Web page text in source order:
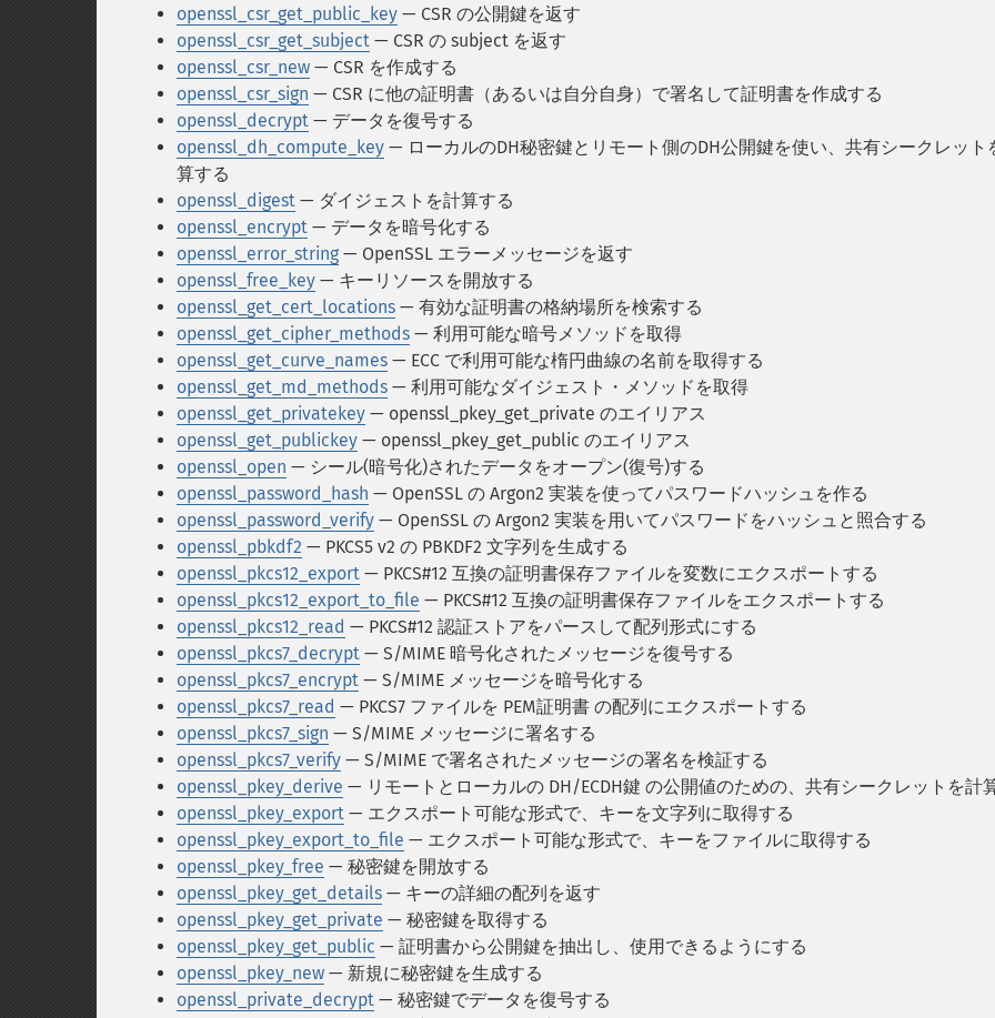
openssl_csr_get_public_key — CSR の公開鍵を返す
openssl_csr_get_subject — CSR の subject を返す
openssl_csr_new — CSR を作成する
openssl_csr_sign — CSR に他の証明書（あるいは自分自身）で署名して証明書を作成する
openssl_decrypt — データを復号する
openssl_dh_compute_key — ローカルのDH秘密鍵とリモート側のDH公開鍵を使い、共有シークレット
算する
openssl_digest — ダイジェストを計算する
openssl_encrypt — データを暗号化する
openssl_error_string — OpenSSL エラーメッセージを返す
openssl_free_key — キーリソースを開放する
openssl_get_cert_locations — 有効な証明書の格納場所を検索する
openssl_get_cipher_methods — 利用可能な暗号メソッドを取得
openssl_get_curve_names — ECC で利用可能な楕円曲線の名前を取得する
openssl_get_md_methods — 利用可能なダイジェスト・メソッドを取得
openssl_get_privatekey — openssl_pkey_get_private のエイリアス
openssl_get_publickey — openssl_pkey_get_public のエイリアス
openssl_open — シール(暗号化)されたデータをオープン(復号)する
openssl_password_hash — OpenSSL の Argon2 実装を使ってパスワードハッシュを作る
openssl_password_verify — OpenSSL の Argon2 実装を用いてパスワードをハッシュと照合する
openssl_pbkdf2 — PKCS5 v2 の PBKDF2 文字列を生成する
openssl_pkcs12_export — PKCS#12 互換の証明書保存ファイルを変数にエクスポートする
openssl_pkcs12_export_to_file — PKCS#12 互換の証明書保存ファイルをエクスポートする
openssl_pkcs12_read — PKCS#12 認証ストアをパースして配列形式にする
openssl_pkcs7_decrypt — S/MIME 暗号化されたメッセージを復号する
openssl_pkcs7_encrypt — S/MIME メッセージを暗号化する
openssl_pkcs7_read — PKCS7 ファイルを PEM証明書 の配列にエクスポートする
openssl_pkcs7_sign — S/MIME メッセージに署名する
openssl_pkcs7_verify — S/MIME で署名されたメッセージの署名を検証する
openssl_pkey_derive — リモートとローカルの DH/ECDH鍵 の公開値のための、共有シークレットを計
openssl_pkey_export — エクスポート可能な形式で、キーを文字列に取得する
openssl_pkey_export_to_file — エクスポート可能な形式で、キーをファイルに取得する
openssl_pkey_free — 秘密鍵を開放する
openssl_pkey_get_details — キーの詳細の配列を返す
openssl_pkey_get_private — 秘密鍵を取得する
openssl_pkey_get_public — 証明書から公開鍵を抽出し、使用できるようにする
openssl_pkey_new — 新規に秘密鍵を生成する
openssl_private_decrypt — 秘密鍵でデータを復号する